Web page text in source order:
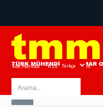
Site Haritası RSS Bize Ulaşın
Search